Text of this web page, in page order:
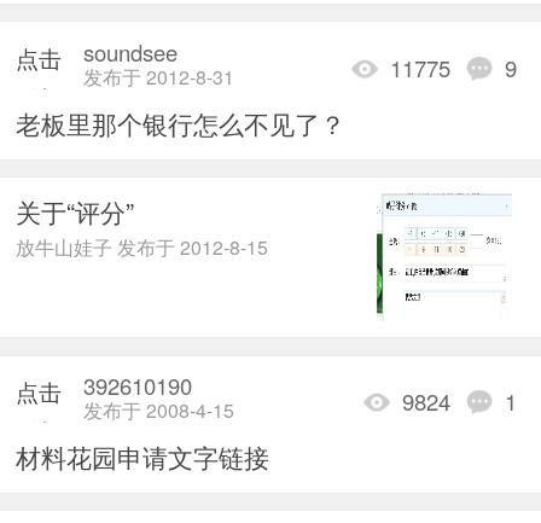
点击
重新
加载
11775 9
soundsee
发布于 2012-8-31
老板里那个银行怎么不见了？
关于“评分”
放牛山娃子 发布于 2012-8-15
点击
重新
加载
9824 1
392610190
发布于 2008-4-15
材料花园申请文字链接